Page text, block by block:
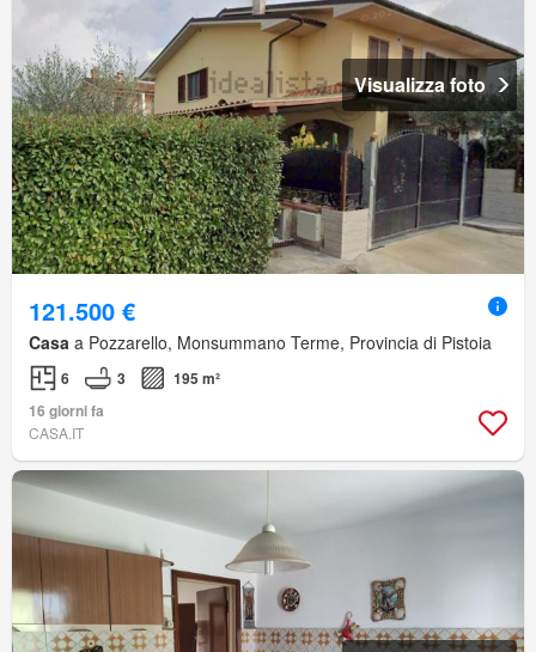
Visualizza foto
121.500 €
Casa a Pozzarello, Monsummano Terme, Provincia di Pistoia
6 3
195 m²
16 giorni fa
CASA.IT